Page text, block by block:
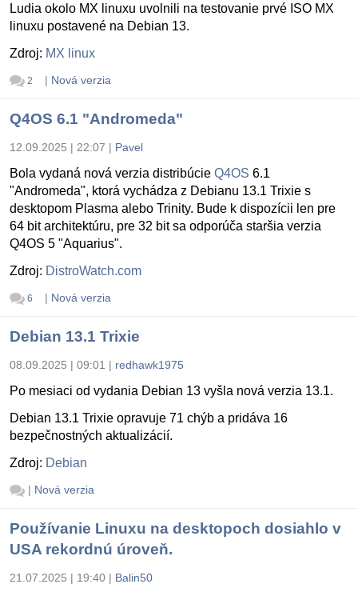
Ludia okolo MX linuxu uvolnili na testovanie prvé ISO MX
linuxu postavené na Debian 13.
Zdroj: MX linux
2 | Nová verzia
Q4OS 6.1 "Andromeda"
12.09.2025 | 22:07 | Pavel
Bola vydaná nová verzia distribúcie Q4OS 6.1
"Andromeda", ktorá vychádza z Debianu 13.1 Trixie s
desktopom Plasma alebo Trinity. Bude k dispozícii len pre
64 bit architektúru, pre 32 bit sa odporúča staršia verzia
Q4OS 5 "Aquarius".
Zdroj: DistroWatch.com
6 | Nová verzia
Debian 13.1 Trixie
08.09.2025 | 09:01 | redhawk1975
Po mesiaci od vydania Debian 13 vyšla nová verzia 13.1.
Debian 13.1 Trixie opravuje 71 chýb a pridáva 16
bezpečnostných aktualizácií.
Zdroj: Debian
| Nová verzia
Používanie Linuxu na desktopoch dosiahlo v
USA rekordnú úroveň.
21.07.2025 | 19:40 | Balin50